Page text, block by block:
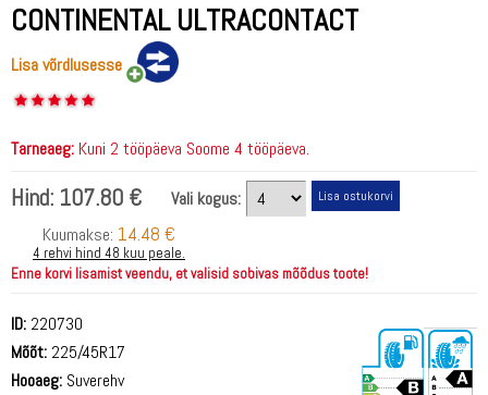
CONTINENTAL ULTRACONTACT
Lisa võrdlusesse
Tarneaeg: Kuni 2 tööpäeva Soome 4 tööpäeva.
Hind: 107.80 €
Vali kogus:
Kuumakse: 14.48 €
4 rehvi hind 48 kuu peale.
Enne korvi lisamist veendu, et valisid sobivas mõõdus toote!
ID: 220730
Mõõt: 225/45R17
Hooaeg: Suverehv